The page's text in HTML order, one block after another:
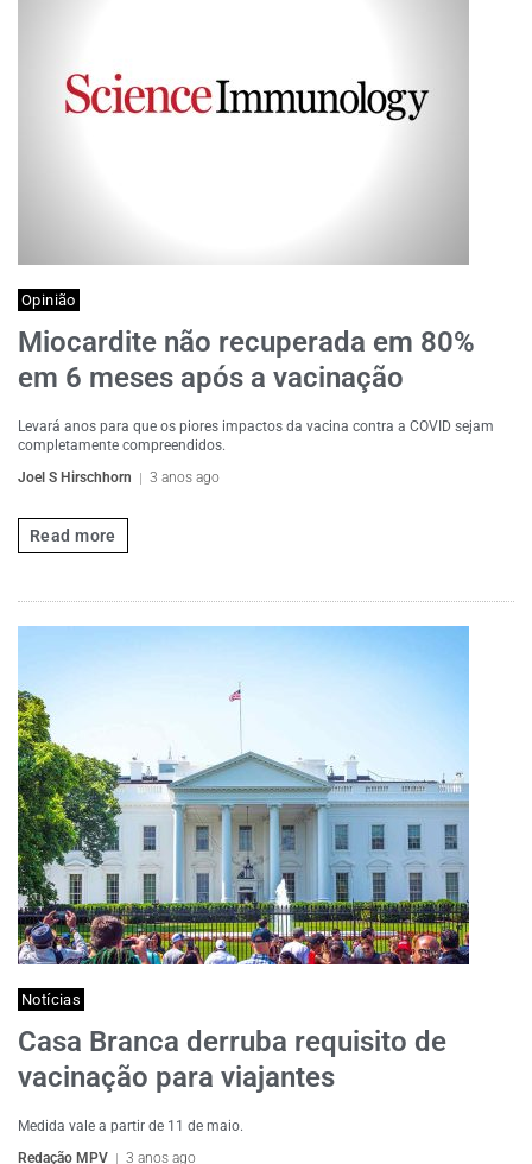
Opinião
Miocardite não recuperada em 80%
em 6 meses após a vacinação
Levará anos para que os piores impactos da vacina contra a COVID sejam
completamente compreendidos.
Joel S Hirschhorn
3 anos ago
Read more
Notícias
Casa Branca derruba requisito de
vacinação para viajantes
Medida vale a partir de 11 de maio.
Redação MPV
3 anos ago